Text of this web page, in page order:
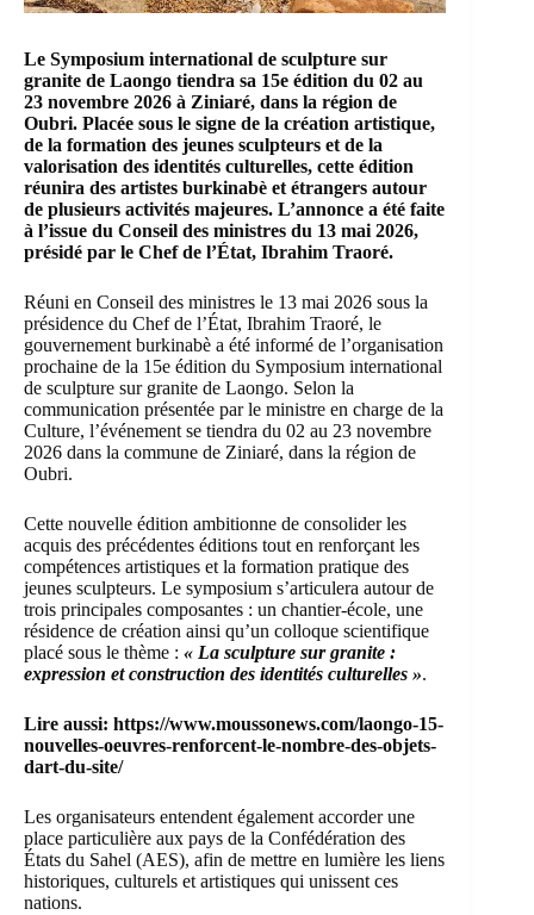
Le Symposium international de sculpture sur
granite de Laongo tiendra sa 15e édition du 02 au
23 novembre 2026 à Ziniaré, dans la région de
Oubri. Placée sous le signe de la création artistique,
de la formation des jeunes sculpteurs et de la
valorisation des identités culturelles, cette édition
réunira des artistes burkinabè et étrangers autour
de plusieurs activités majeures. L’annonce a été faite
à l’issue du Conseil des ministres du 13 mai 2026,
présidé par le Chef de l’État, Ibrahim Traoré.
Réuni en Conseil des ministres le 13 mai 2026 sous la
présidence du Chef de l’État, Ibrahim Traoré, le
gouvernement burkinabè a été informé de l’organisation
prochaine de la 15e édition du Symposium international
de sculpture sur granite de Laongo. Selon la
communication présentée par le ministre en charge de la
Culture, l’événement se tiendra du 02 au 23 novembre
2026 dans la commune de Ziniaré, dans la région de
Oubri.
Cette nouvelle édition ambitionne de consolider les
acquis des précédentes éditions tout en renforçant les
compétences artistiques et la formation pratique des
jeunes sculpteurs. Le symposium s’articulera autour de
trois principales composantes : un chantier-école, une
résidence de création ainsi qu’un colloque scientifique
placé sous le thème : « La sculpture sur granite :
expression et construction des identités culturelles ».
Lire aussi: https://www.moussonews.com/laongo-15-
nouvelles-oeuvres-renforcent-le-nombre-des-objets-
dart-du-site/
Les organisateurs entendent également accorder une
place particulière aux pays de la Confédération des
États du Sahel (AES), afin de mettre en lumière les liens
historiques, culturels et artistiques qui unissent ces
nations.